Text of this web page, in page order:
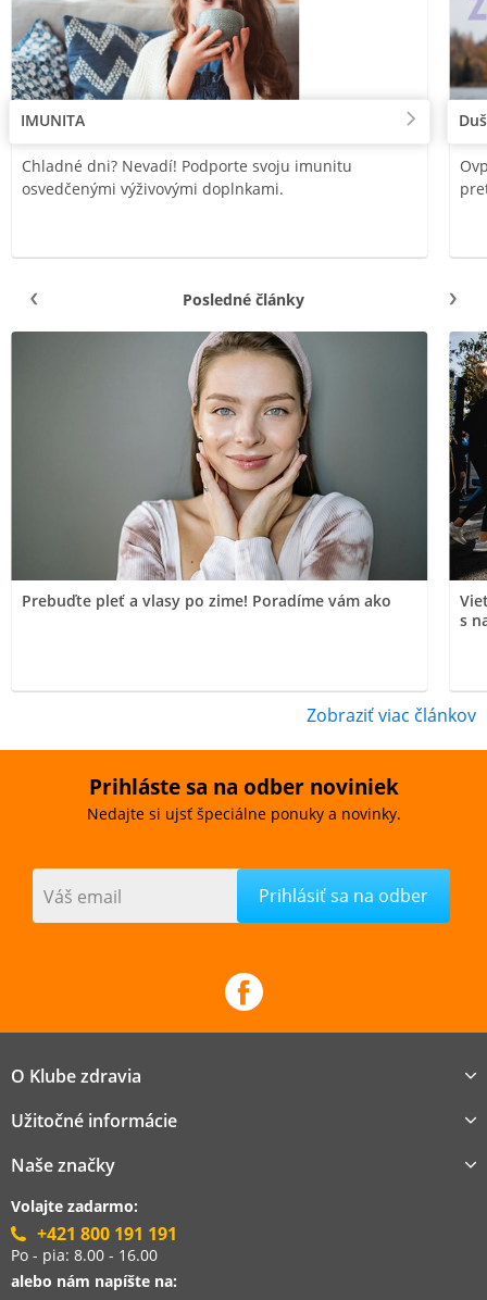
IMUNITA
Chladné dni? Nevadí! Podporte svoju imunitu
osvedčenými výživovými doplnkami.
Posledné články
Prebuďte pleť a vlasy po zime! Poradíme vám ako
s
Zobraziť viac článkov
Prihláste sa na odber noviniek
Nedajte si ujsť špeciálne ponuky a novinky.
Váš email
O Klube zdravia
Užitočné informácie
Naše značky
Volajte zadarmo:
+421 800 191 191
Po - pia: 8.00 - 16.00
alebo nám napíšte na: